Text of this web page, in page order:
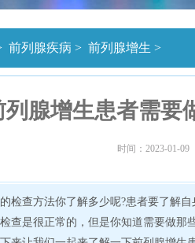
前列腺疾病 > 前列腺增生 >
列腺增生患者需要
时间：2023-01-09
检查方法你了解多少呢?患者要了解
查是很正常的，但是你知道需要做那